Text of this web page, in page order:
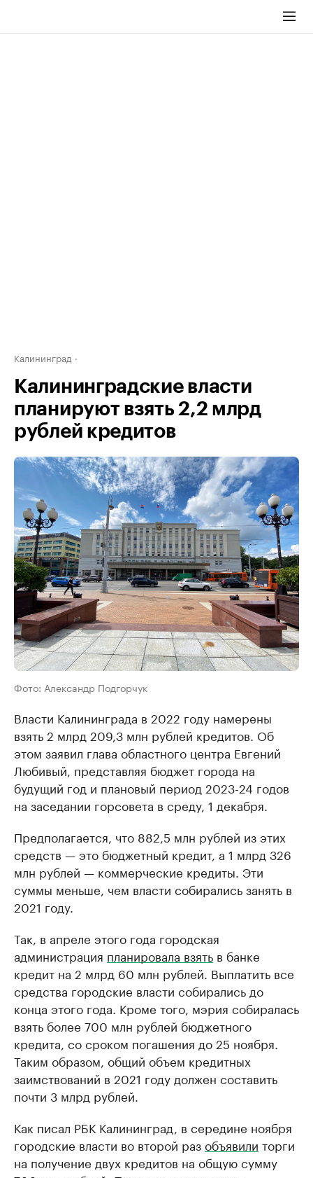
Калининград
Калининградские власти
планируют взять 2,2 млрд
рублей кредитов
Фото: Александр Подгорчук
Власти Калининграда в 2022 году намерены
взять 2 млрд 209,3 млн рублей кредитов. Об
этом заявил глава областного центра Евгений
Любивый, представляя бюджет города на
будущий год и плановый период 2023-24 годов
на заседании горсовета в среду, 1 декабря.
Предполагается, что 882,5 млн рублей из этих
средств — это бюджетный кредит, а 1 млрд 326
млн рублей — коммерческие кредиты. Эти
суммы меньше, чем власти собирались занять в
2021 году.
Так, в апреле этого года городская
администрация планировала взять в банке
кредит на 2 млрд 60 млн рублей. Выплатить все
средства городские власти собирались до
конца этого года. Кроме того, мэрия собиралась
взять более 700 млн рублей бюджетного
кредита, со сроком погашения до 25 ноября.
Таким образом, общий объем кредитных
заимствований в 2021 году должен составить
почти 3 млрд рублей.
Как писал РБК Калининград, в середине ноября
городские власти во второй разобъявили торги
на получение двух кредитов на общую сумму